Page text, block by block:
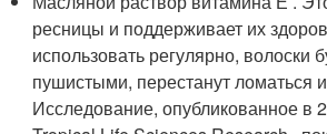
ресницы и поддерживает их
использовать регулярно, волоски
пушистыми, перестанут ломаться
Исследование, опубликованное в